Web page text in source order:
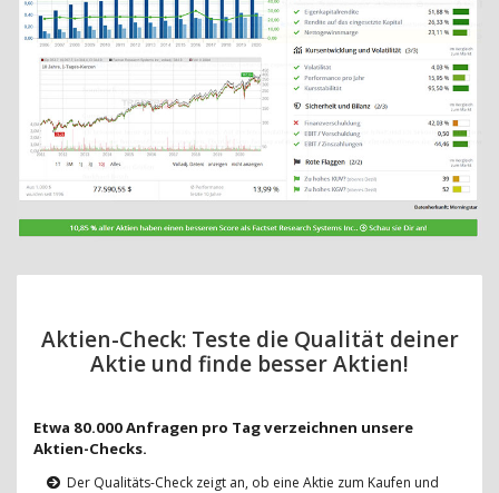
Aktien-Check: Teste die Qualität deiner
Aktie und finde besser Aktien!
Etwa 80.000 Anfragen pro Tag verzeichnen unsere
Aktien-Checks.
Der Qualitäts-Check zeigt an, ob eine Aktie zum Kaufen und